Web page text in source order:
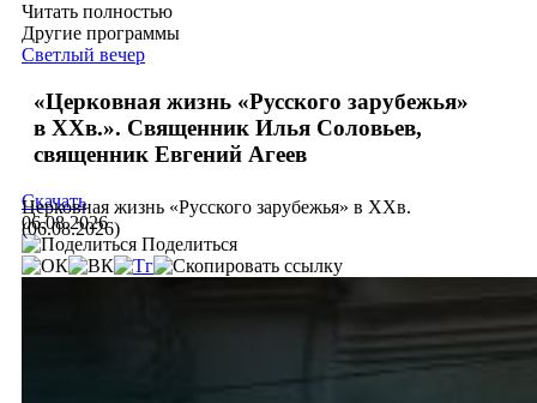
Читать полностью
Другие программы
Светлый вечер
«Церковная жизнь «Русского зарубежья»
в ХХв.». Священник Илья Соловьев,
священник Евгений Агеев
Церковная жизнь «Русского зарубежья» в ХХв.
(06.08.2026)
Скачать
06.08.2026
Поделиться